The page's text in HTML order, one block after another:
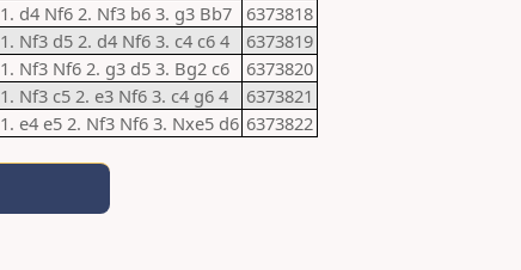
1. d4 Nf6 2. Nf3 b6 3. g3 Bb7 6373818
1. Nf3 d5 2. d4 Nf6 3. c4 c6 4
6373819
1. Nf3 Nf6 2. g3 d5 3. Bg2 c6
6373820
1. Nf3 c5 2. e3 Nf6 3. c4 g6 4
6373821
1. e4 e5 2. Nf3 Nf6 3. Nxe5 d6 6373822